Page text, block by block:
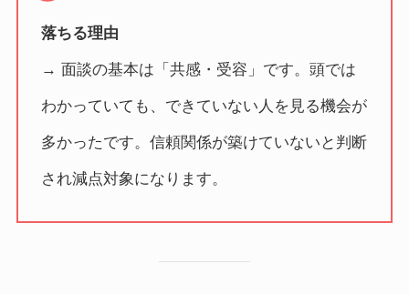
落ちる理由
→ 面談の基本は「共感・受容」です。頭では
わかっていても、できていない人を見る機会が
多かったです。信頼関係が築けていないと判断
され減点対象になります。